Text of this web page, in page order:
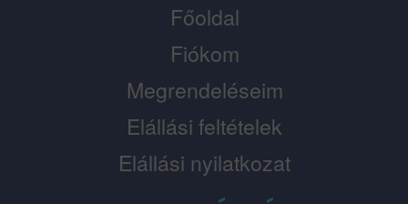
Főoldal
Fiókom
Megrendeléseim
Elállási feltételek
Elállási nyilatkozat